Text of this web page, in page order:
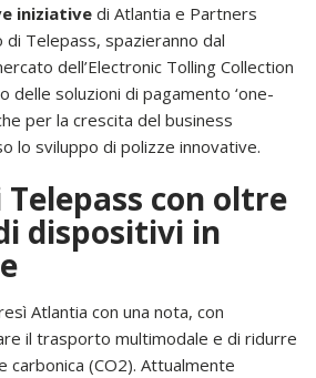
iniziative di Atlantia e Partners
Telepass, spazieranno dal
dell’Electronic Tolling Collection
delle soluzioni di pagamento ‘one-
per la crescita del business
lo sviluppo di polizze innovative.
con oltre
dispositivi in
Atlantia con una nota, con
il trasporto multimodale e di ridurre
carbonica (CO2). Attualmente